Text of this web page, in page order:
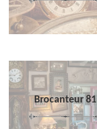
Brocanteur 81